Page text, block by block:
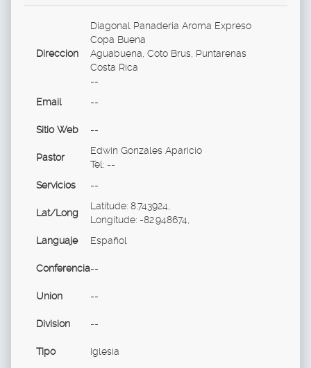
Direccion
Diagonal Panaderia Aroma Expreso
Copa Buena
Aguabuena, Coto Brus, Puntarenas
Costa Rica
--
Email
--
Sitio Web --
Pastor
Edwin Gonzales Aparicio
Tel: --
Servicios
--
Lat/Long
Latitude: 8.743924,
Longitude: -82.948674,
Languaje
Español
Conferencia--
Union --
Division --
Tipo Iglesia